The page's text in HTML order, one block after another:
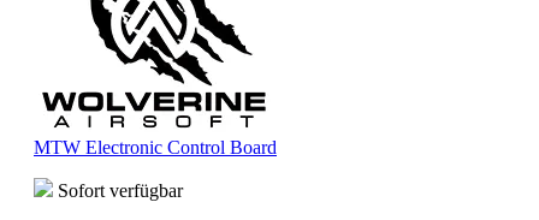
MTW Electronic Control Board
Sofort verfügbar